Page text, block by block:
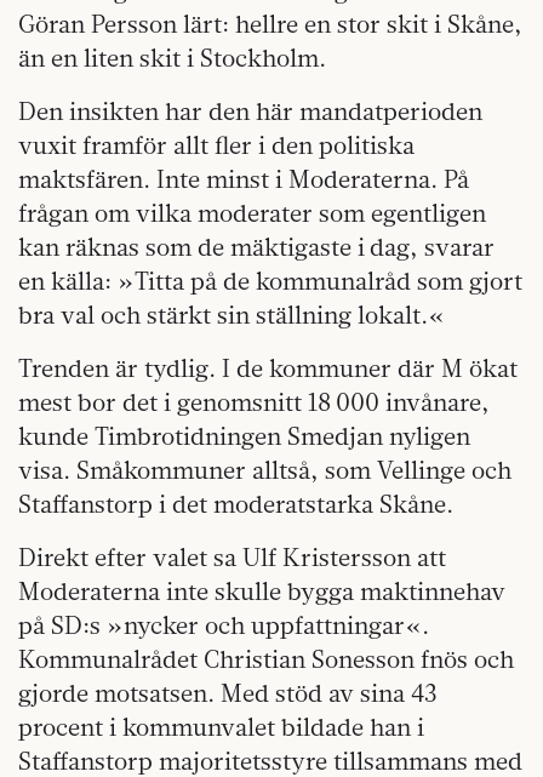
Göran Persson lärt: hellre en stor skit i Skåne,
än en liten skit i Stockholm.
Den insikten har den här mandatperioden
vuxit framför allt fler i den politiska
maktsfären. Inte minst i Moderaterna. På
frågan om vilka moderater som egentligen
kan räknas som de mäktigaste i dag, svarar
en källa: »Titta på de kommunalråd som gjort
bra val och stärkt sin ställning lokalt.«
Trenden är tydlig. I de kommuner där M ökat
mest bor det i genomsnitt 18 000 invånare,
kunde Timbrotidningen Smedjan nyligen
visa. Småkommuner alltså, som Vellinge och
Staffanstorp i det moderatstarka Skåne.
Direkt efter valet sa Ulf Kristersson att
Moderaterna inte skulle bygga maktinnehav
på SD:s »nycker och uppfattningar«.
Kommunalrådet Christian Sonesson fnös och
gjorde motsatsen. Med stöd av sina 43
procent i kommunvalet bildade han i
Staffanstorp majoritetsstyre tillsammans med